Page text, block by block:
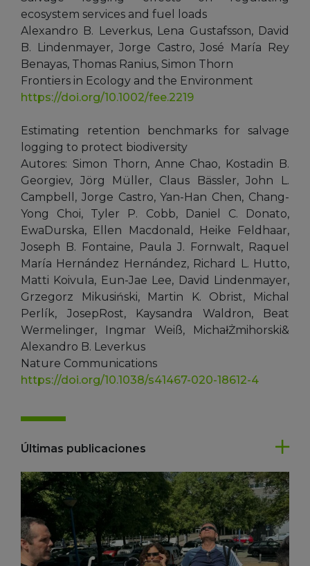
ecosystem services and fuel loads
Alexandro B. Leverkus, Lena Gustafsson, David
B. Lindenmayer, Jorge Castro, José María Rey
Benayas, Thomas Ranius, Simon Thorn
Frontiers in Ecology and the Environment
https://doi.org/10.1002/fee.2219
Estimating retention benchmarks for salvage
logging to protect biodiversity
Autores: Simon Thorn, Anne Chao, Kostadin B.
Georgiev, Jörg Müller, Claus Bässler, John L.
Campbell, Jorge Castro, Yan-Han Chen, Chang-
Yong Choi, Tyler P. Cobb, Daniel C. Donato,
EwaDurska, Ellen Macdonald, Heike Feldhaar,
Joseph B. Fontaine, Paula J. Fornwalt, Raquel
María Hernández Hernández, Richard L. Hutto,
Matti Koivula, Eun-Jae Lee, David Lindenmayer,
Grzegorz Mikusiński, Martin K. Obrist, Michal
Perlík, JosepRost, Kaysandra Waldron, Beat
Wermelinger, Ingmar Weiß, MichałŻmihorski&
Alexandro B. Leverkus
Nature Communications
https://doi.org/10.1038/s41467-020-18612-4
Últimas publicaciones